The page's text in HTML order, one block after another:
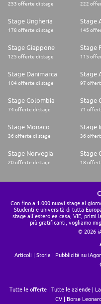
253 offerte di stage 222
Stage Ungheria
178 offerte di stage
Stage
145
Stage Giappone
125 offerte di stage
Stage
115
Stage Danimarca
104 offerte di stage
Stage
97
Stage Colombia
74 offerte di stage
Stage
71
Stage Monaco
36 offerte di stage
Stage
36
Stage Norvegia
20 offerte di stage
Stage
18
Con fino a 1.000 nuovi stage al
Studenti e università di tutta
stage all'estero ea casa, VIE, primi
più gratificanti, vogliamo
© 2026
Articoli Storia Pubblicità su
Tutte le offerte Tutte le aziende
CV
Borse